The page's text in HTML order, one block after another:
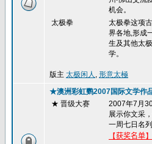
机会。
太极拳
太极拳这项
界各地,形成
生及其他太
学。
版主 太极闲人 , 形意太極
★澳洲彩虹鹦2007国际文学作
★ 晋级大赛
2007年7 月
展示你文采
一周七日名
【获奖名单】